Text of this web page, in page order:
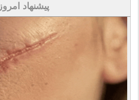
پیشنهاد امروز